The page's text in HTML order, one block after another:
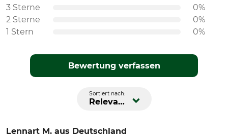
3 Sterne
0%
2 Sterne
0%
1 Stern
0%
Bewertung verfassen
Sortiert nach:
Relevanz
Lennart M. aus Deutschland